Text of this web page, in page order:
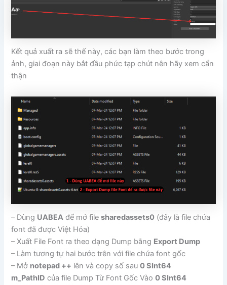
Kết quả xuất ra sẽ thế này, các bạn làm theo bước trong
ảnh, giai đoạn này bắt đầu phức tạp chút nên hãy xem cẩn
thận
– Dùng UABEA để mở filesharedassets0 (đây là file chứa
font đã được Việt Hóa)
– Xuất File Font ra theo dạng Dump bằng Export Dump
– Làm tương tự hai bước trên với file chứa font gốc
– Mở notepad ++ lên và copy số sau0 SInt64
m_PathID của file Dump Từ Font Gốc Vào0 SInt64